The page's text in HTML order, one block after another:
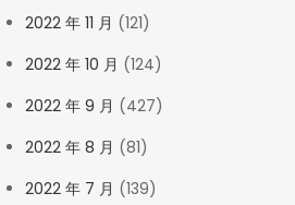
2022 年 11 月 (121)
2022 年 10 月 (124)
2022 年 9 月 (427)
2022 年 8 月 (81)
2022 年 7 月 (139)